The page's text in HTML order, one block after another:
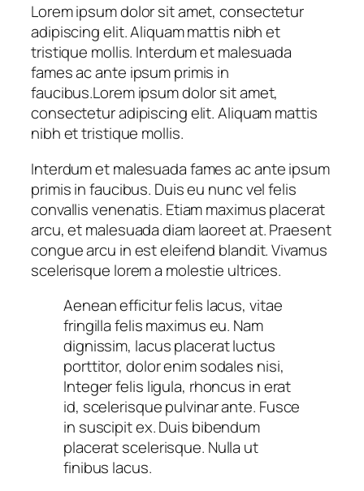
Lorem ipsum dolor sit amet, consectetur
adipiscing elit. Aliquam mattis nibh et
tristique mollis. Interdum et malesuada
fames ac ante ipsum primis in
faucibus.Lorem ipsum dolor sit amet,
consectetur adipiscing elit. Aliquam mattis
nibh et tristique mollis.
Interdum et malesuada fames ac ante ipsum
primis in faucibus. Duis eu nunc vel felis
convallis venenatis. Etiam maximus placerat
arcu, et malesuada diam laoreet at. Praesent
congue arcu in est eleifend blandit. Vivamus
scelerisque lorem a molestie ultrices.
Aenean efficitur felis lacus, vitae
fringilla felis maximus eu. Nam
dignissim, lacus placerat luctus
porttitor, dolor enim sodales nisi,
Integer felis ligula, rhoncus in erat
id, scelerisque pulvinar ante. Fusce
in suscipit ex. Duis bibendum
placerat scelerisque. Nulla ut
finibus lacus.